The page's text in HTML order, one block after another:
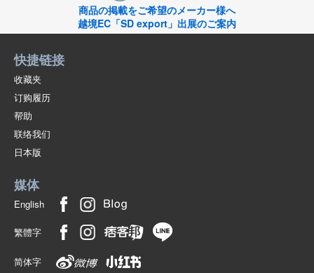
商品の掲載をご希望のメーカー様へ
越境EC「SD export」出展のご案内
快捷链接
收藏夹
订购履历
帮助
联络我们
日本版
媒体
English
繁體字
简体字